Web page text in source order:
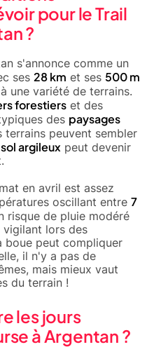
pour le Trail
?
s'annonce comme un
ses 28 km et ses 500 m
une variété de terrains.
forestiers et des
des paysages
terrains peuvent sembler
sol argileux peut devenir
en avril est assez
oscillant entre 7
risque de pluie modéré
lors des
boue peut compliquer
il n'y a pas de
mais mieux vaut
du terrain !
les jours
à Argentan ?